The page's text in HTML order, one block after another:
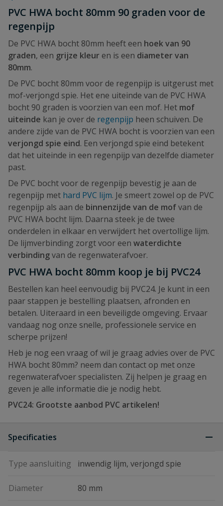
PVC HWA bocht 80mm 90 graden voor de
regenpijp
De PVC HWA bocht 80mm heeft een hoek van 90
graden, een grijze kleur en is een diameter van
80mm.
De PVC bocht 80mm voor de regenpijp is uitgerust met
mof-verjongd spie. Het ene uiteinde van de PVC HWA
bocht 90 graden is voorzien van een mof. Het mof
uiteinde kan je over de regenpijp heen schuiven. De
andere zijde van de PVC HWA bocht is voorzien van een
verjongd spie eind. Een verjongd spie eind betekent
dat het uiteinde in een regenpijp van dezelfde diameter
past.
De PVC bocht voor de regenpijp bevestig je aan de
regenpijp met hard PVC lijm. Je smeert zowel op de PVC
regenpijp als aan de binnenzijde van de mofvan de
PVC HWA bocht lijm. Daarna steek je de twee
onderdelen in elkaar en verwijdert het overtollige lijm.
De lijmverbinding zorgt voor een waterdichte
verbindingvan de regenwaterafvoer.
PVC HWA bocht 80mm koop je bij PVC24
Bestellen kan heel eenvoudig bij PVC24. Je kunt in een
paar stappen je bestelling plaatsen, afronden en
betalen. Uiteraard in een beveiligde omgeving. Ervaar
vandaag nog onze snelle, professionele service en
scherpe prijzen!
Heb je nog een vraag of wil je graag advies over de PVC
HWA bocht 80mm? neem dan contact op met onze
regenwaterafvoer specialisten. Zij helpen je graag en
geven je alle informatie die je nodig hebt.
PVC24: Grootste aanbod PVC artikelen!
Specificaties
Type aansluiting inwendig lijm, verjongd spie
Diameter 80 mm